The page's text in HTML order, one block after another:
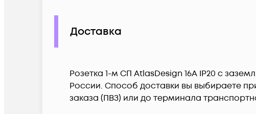
Доставка
Розетка 1-м СП AtlasDesign 16А IP20 с
России. Способ доставки вы выбираете
заказа (ПВЗ) или до терминала